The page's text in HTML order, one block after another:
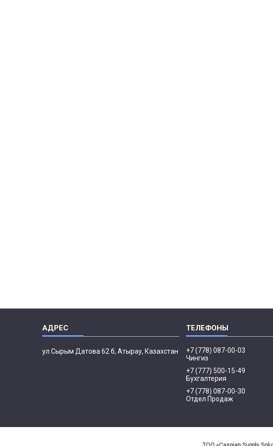
ул.Сырым Датова 62 б, Атырау, Казахстан
+7 (778) 087-00-03
Чингиз
+7 (777) 500-15-49
Бухгалтерия
+7 (778) 087-00-30
Отдел Продаж